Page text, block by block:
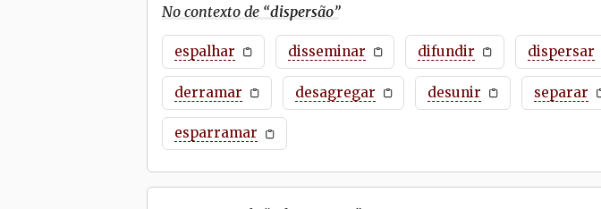
No contexto de “dispersão”
espalhar disseminar difundir dispersar
derramar desagregar desunir separar
esparramar